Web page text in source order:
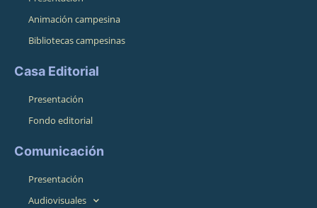
Animación campesina
Bibliotecas campesinas
Casa Editorial
Presentación
Fondo editorial
Comunicación
Presentación
Audiovisuales